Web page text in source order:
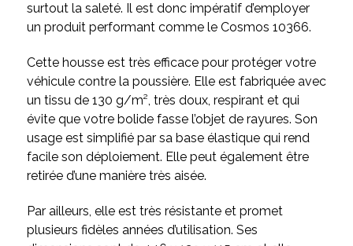
surtout la saleté. Il est donc impératif d’employer
un produit performant comme le Cosmos 10366.
Cette housse est très efficace pour protéger votre
véhicule contre la poussière. Elle est fabriquée avec
un tissu de 130 g/m², très doux, respirant et qui
évite que votre bolide fasse l’objet de rayures. Son
usage est simplifié par sa base élastique qui rend
facile son déploiement. Elle peut également être
retirée d’une manière très aisée.
Par ailleurs, elle est très résistante et promet
plusieurs fidèles années d’utilisation. Ses